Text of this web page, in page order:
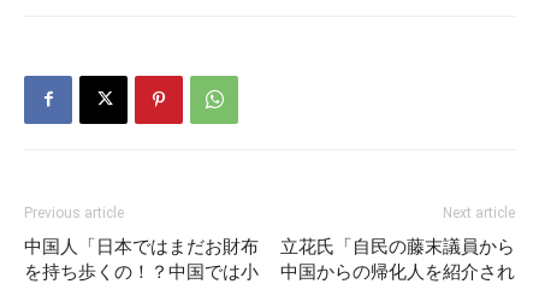
Previous article
中国人「日本ではまだお財布
を持ち歩くの！？中国では小
Next article
立花氏「自民の藤末議員から
中国からの帰化人を紹介され